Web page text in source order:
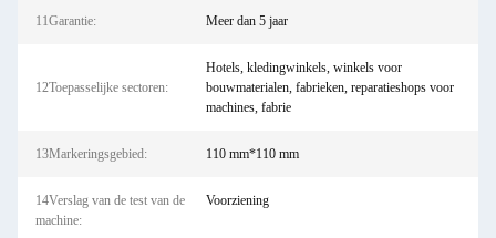
11Garantie: Meer dan 5 jaar
12Toepasselijke sectoren:
Hotels, kledingwinkels, winkels voor
bouwmaterialen, fabrieken, reparatieshops voor
machines, fabrie
13Markeringsgebied: 110 mm*110 mm
14Verslag van de test van de
machine:
Voorziening